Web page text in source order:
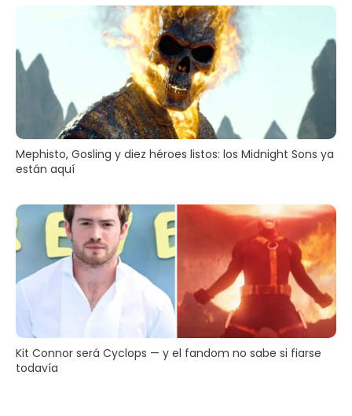
Mephisto, Gosling y diez héroes listos: los Midnight Sons ya
están aquí
Kit Connor será Cyclops — y el fandom no sabe si fiarse
todavía